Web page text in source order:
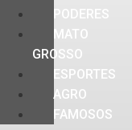
PODERES
MATO
GROSSO
ESPORTES
AGRO
FAMOSOS